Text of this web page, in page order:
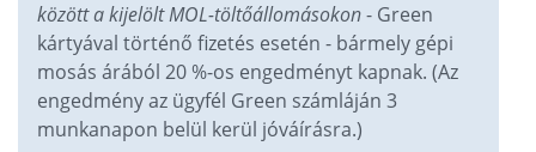
Lakásbiztosítás
Banki termékek
között a kijelölt MOL-töltőállomásokon- Green
kártyával történő fizetés esetén - bármely gépi
mosás árából 20 %-os engedményt kapnak. (Az
engedmény az ügyfél Green számláján 3
munkanapon belül kerül jóváírásra.)